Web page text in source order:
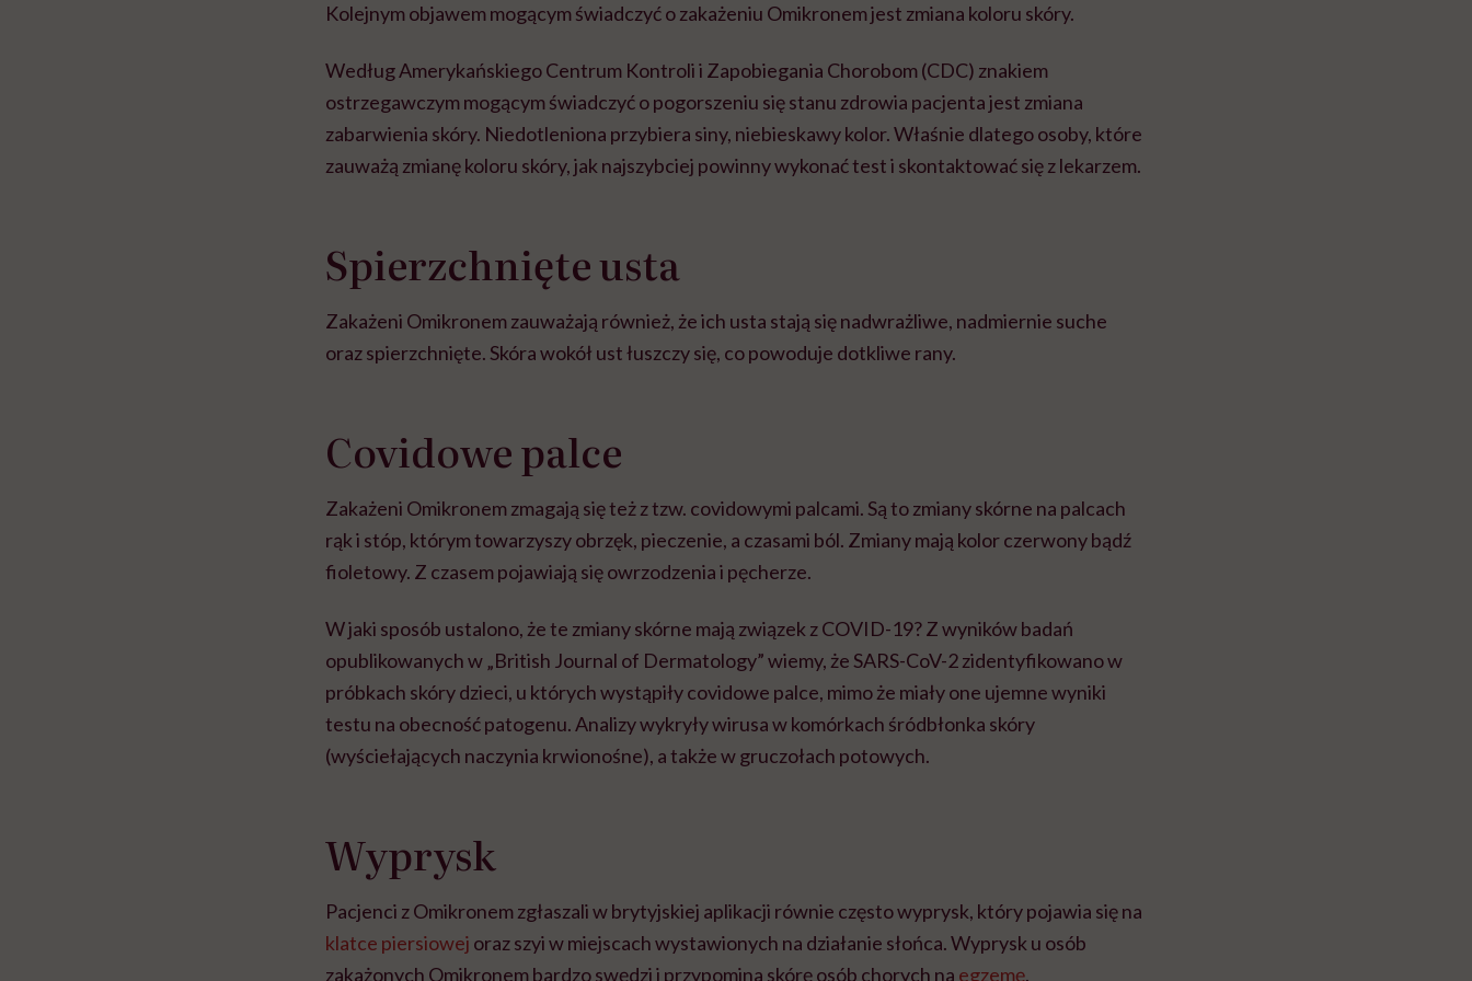
Kolejnym objawem mogącym świadczyć o zakażeniu Omikronem jest zmiana koloru skóry.
Według Amerykańskiego Centrum Kontroli i Zapobiegania Chorobom (CDC) znakiem
ostrzegawczym mogącym świadczyć o pogorszeniu się stanu zdrowia pacjenta jest zmiana
zabarwienia skóry. Niedotleniona przybiera siny, niebieskawy kolor. Właśnie dlatego osoby, które
zauważą zmianę koloru skóry, jak najszybciej powinny wykonać test i skontaktować się z lekarzem.
Spierzchnięte usta
Zakażeni Omikronem zauważają również, że ich usta stają się nadwrażliwe, nadmiernie suche
oraz spierzchnięte. Skóra wokół ust łuszczy się, co powoduje dotkliwe rany.
Covidowe palce
Zakażeni Omikronem zmagają się też z tzw. covidowymi palcami. Są to zmiany skórne na palcach
rąk i stóp, którym towarzyszy obrzęk, pieczenie, a czasami ból. Zmiany mają kolor czerwony bądź
fioletowy. Z czasem pojawiają się owrzodzenia i pęcherze.
W jaki sposób ustalono, że te zmiany skórne mają związek z COVID-19? Z wyników badań
opublikowanych w „British Journal of Dermatology” wiemy, że SARS-CoV-2 zidentyfikowano w
próbkach skóry dzieci, u których wystąpiły covidowe palce, mimo że miały one ujemne wyniki
testu na obecność patogenu. Analizy wykryły wirusa w komórkach śródbłonka skóry
(wyściełających naczynia krwionośne), a także w gruczołach potowych.
Wyprysk
Pacjenci z Omikronem zgłaszali w brytyjskiej aplikacji równie często wyprysk, który pojawia się na
klatce piersiowej oraz szyi w miejscach wystawionych na działanie słońca. Wyprysk u osób
zakażonych Omikronem bardzo swędzi i przypomina skórę osób chorych na egzemę.